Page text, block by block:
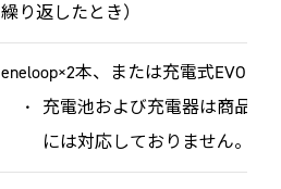
繰り返したとき）
eneloop×2本、または充電式
充電池および充電器は商品に
には対応しておりません。